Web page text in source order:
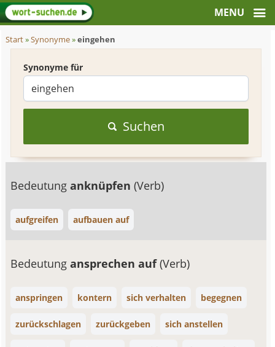
Start»Synonyme»eingehen
Synonyme für
Suchen
Bedeutunganknüpfen(Verb)
aufgreifen aufbauen auf
Bedeutungansprechen auf(Verb)
anspringen kontern sich verhalten begegnen
zurückschlagen zurückgeben sich anstellen